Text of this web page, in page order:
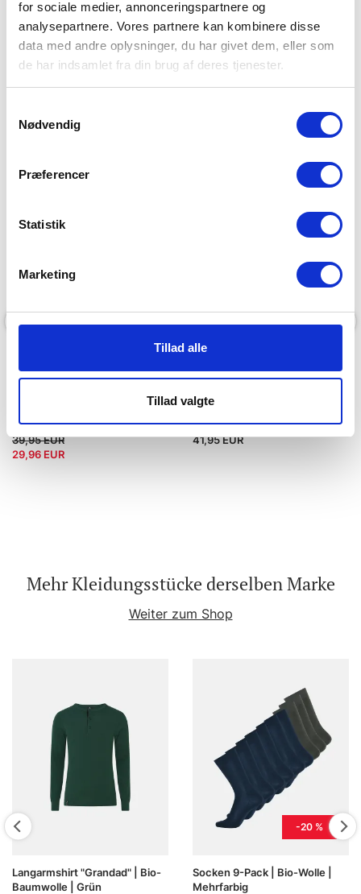
for sociale medier, annonceringspartnere og
analysepartnere. Vores partnere kan kombinere disse
data med andre oplysninger, du har givet dem, eller som
de har indsamlet fra din brug af deres tjenester.
Nødvendig
Præferencer
Statistik
Marketing
Tillad alle
Tillad valgte
Mehr Kleidungsstücke in demselben
Material
Top, 2-pack, Weiß
39,95 EUR
29,96 EUR
Baumwolle | Grau
JBS
41,95 EUR
Mehr Kleidungsstücke derselben Marke
Weiter zum Shop
Langarmshirt "Grandad" | Bio-
Baumwolle | Grün
-20 %
Socken 9-Pack | Bio-Wolle |
Mehrfarbig